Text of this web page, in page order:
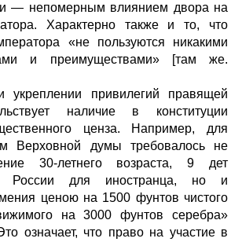
— непомерным влиянием двора на
Характерно также и то, что
«не пользуются никакими
и преимуществами» [там же.
укреплении привилегий правящей
наличие в конституции
ценза. Например, для
Верховной думы требовалось не
30-летнего возраста, 9 дет
России для иностранца, но и
ценою на 1500 фунтов чистого
на 3000 фунтов серебра»
означает, что право на участие в